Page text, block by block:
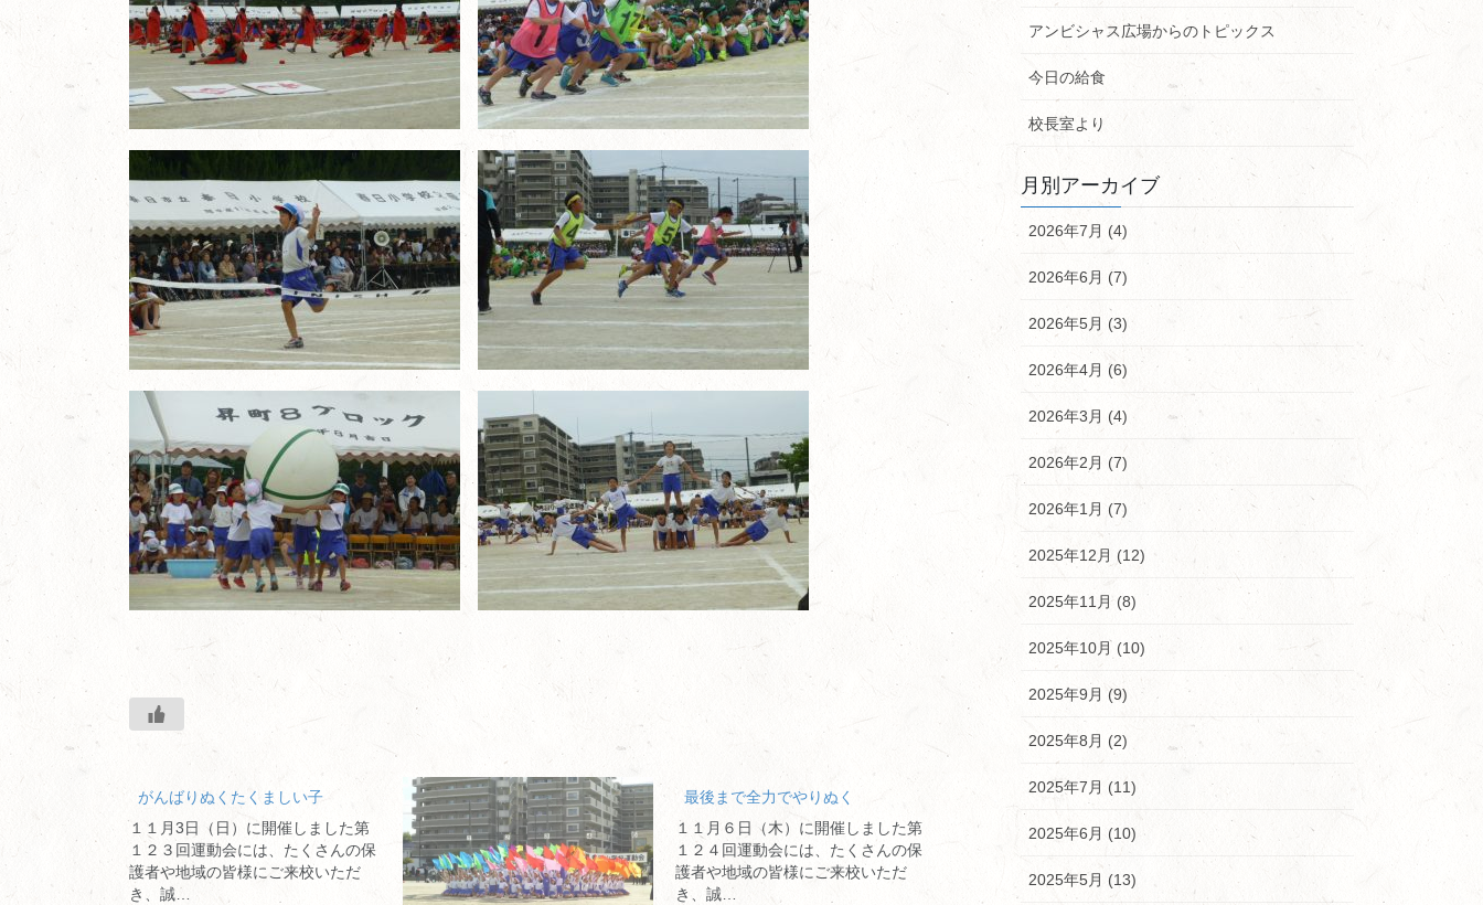
がんばりぬくたくましい子
１１月3日（日）に開催しました第
１２３回運動会には、たくさんの保
護者や地域の皆様にご来校いただ
き、誠…
最後まで全力でやりぬく
１１月６日（木）に開催しました第
１２４回運動会には、たくさんの保
護者や地域の皆様にご来校いただ
き、誠…
アンビシャス広場からのトピックス
今日の給食
校長室より
月別アーカイブ
2026年7月 (4)
2026年6月 (7)
2026年5月 (3)
2026年4月 (6)
2026年3月 (4)
2026年2月 (7)
2026年1月 (7)
2025年12月 (12)
2025年11月 (8)
2025年10月 (10)
2025年9月 (9)
2025年8月 (2)
2025年7月 (11)
2025年6月 (10)
2025年5月 (13)